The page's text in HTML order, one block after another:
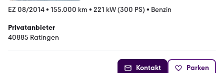
EZ 08/2014• 155.000 km • 221 kW (300 PS) • Benzin
Privatanbieter
40885 Ratingen
Kontakt Parken